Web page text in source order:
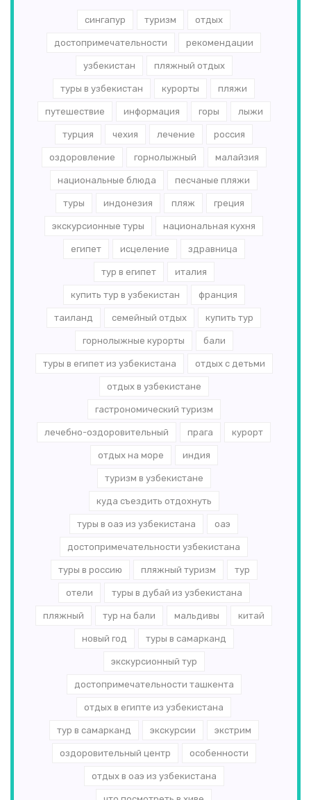
сингапур туризм отдых
достопримечательности рекомендации
узбекистан пляжный отдых
туры в узбекистан курорты пляжи
путешествие информация горы лыжи
турция чехия лечение россия
оздоровление горнолыжный малайзия
национальные блюда песчаные пляжи
туры индонезия пляж греция
экскурсионные туры национальная кухня
египет исцеление здравница
тур в египет италия
купить тур в узбекистан франция
таиланд семейный отдых купить тур
горнолыжные курорты бали
туры в египет из узбекистана отдых с детьми
отдых в узбекистане
гастрономический туризм
лечебно-оздоровительный прага курорт
отдых на море индия
туризм в узбекистане
куда съездить отдохнуть
туры в оаэ из узбекистана оаэ
достопримечательности узбекистана
туры в россию пляжный туризм тур
отели туры в дубай из узбекистана
пляжный тур на бали мальдивы китай
новый год туры в самарканд
экскурсионный тур
достопримечательности ташкента
отдых в египте из узбекистана
тур в самарканд экскурсии экстрим
оздоровительный центр особенности
отдых в оаэ из узбекистана